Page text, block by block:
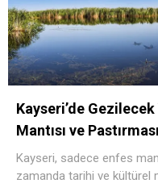
Kayseri’de
Mantısı ve
Kayseri, sadece enfes
zamanda tarihi ve kültürel